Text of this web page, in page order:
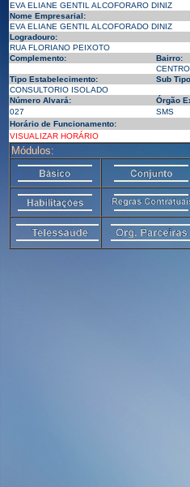
EVA ELIANE GENTIL ALCOFORARO DINIZ
Nome Empresarial:
EVA ELIANE GENTIL ALCOFORADO DINIZ
Logradouro:
RUA FLORIANO PEIXOTO
Complemento:
Bairro:
CENTRO
Tipo Estabelecimento:
Sub
CONSULTORIO ISOLADO
Número Alvará:
Órgão
027
SMS
Horário de Funcionamento:
VISUALIZAR HORÁRIO
Módulos: